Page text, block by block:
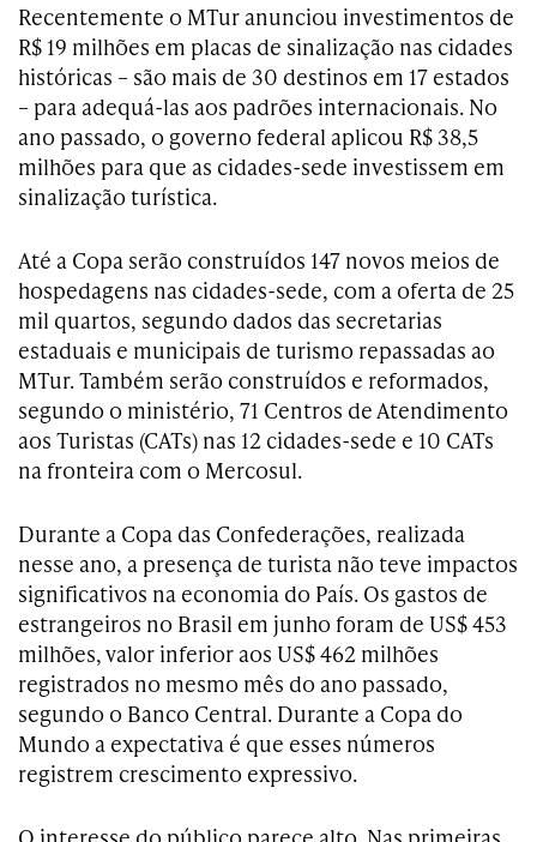
Recentemente o MTur anunciou investimentos de
R$ 19 milhões em placas de sinalização nas cidades
históricas – são mais de 30 destinos em 17 estados
– para adequá-las aos padrões internacionais. No
ano passado, o governo federal aplicou R$ 38,5
milhões para que as cidades-sede investissem em
sinalização turística.
Até a Copa serão construídos 147 novos meios de
hospedagens nas cidades-sede, com a oferta de 25
mil quartos, segundo dados das secretarias
estaduais e municipais de turismo repassadas ao
MTur. Também serão construídos e reformados,
segundo o ministério, 71 Centros de Atendimento
aos Turistas (CATs) nas 12 cidades-sede e 10 CATs
na fronteira com o Mercosul.
Durante a Copa das Confederações, realizada
nesse ano, a presença de turista não teve impactos
significativos na economia do País. Os gastos de
estrangeiros no Brasil em junho foram de US$ 453
milhões, valor inferior aos US$ 462 milhões
registrados no mesmo mês do ano passado,
segundo o Banco Central. Durante a Copa do
Mundo a expectativa é que esses números
registrem crescimento expressivo.